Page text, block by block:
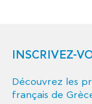
INSCRIVEZ-
Découvrez les
français de